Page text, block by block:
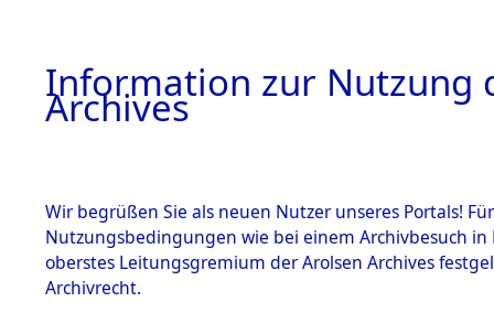
Information zur Nutzung
Archives
Wir begrüßen Sie als neuen Nutzer unseres Portals!
Nutzungsbedingungen wie bei einem Archivbesuch
oberstes Leitungsgremium der Arolsen Archives
Archivrecht.